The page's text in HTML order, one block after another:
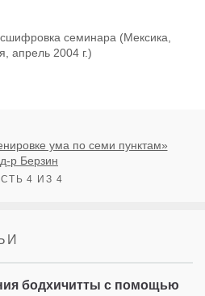
семинара (Мексика,
апрель 2004 г.)
ума по семи пунктам»
р Берзин
4 ИЗ 4
бодхичитты с помощью